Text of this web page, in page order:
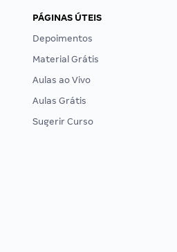
PÁGINAS ÚTEIS
Depoimentos
Material Grátis
Aulas ao Vivo
Aulas Grátis
Sugerir Curso